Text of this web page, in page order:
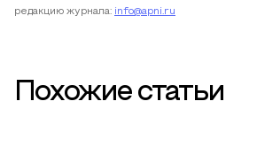
редакцию журнала: info@apni.ru
Похожие статьи